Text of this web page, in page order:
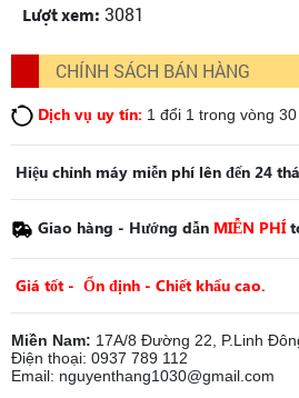
Lượt xem: 3081
CHÍNH SÁCH BÁN HÀNG
Dịch vụ uy tín: 1 đổi 1 trong vòng
Hiệu chỉnh máy miễn phí lên đến 24
Giao hàng - Hướng dẫn MIỄN PHÍ
Giá tốt - Ổn định - Chiết khấu cao.
Miền Nam: 17A/8 Đường 22, P.Linh
Điện thoại: 0937 789 112
Email: nguyenthang1030@gmail.com